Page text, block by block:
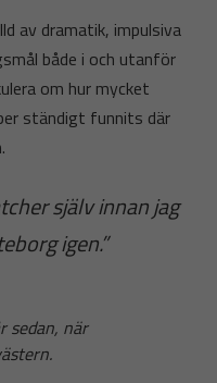
av dramatik, impulsiva
både i och utanför
om hur mycket
ständigt funnits där
själv innan jag
igen.”
sedan, när